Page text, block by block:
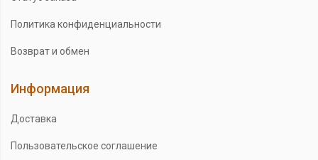
Политика конфиденциальности
Возврат и обмен
Информация
Доставка
Пользовательское соглашение